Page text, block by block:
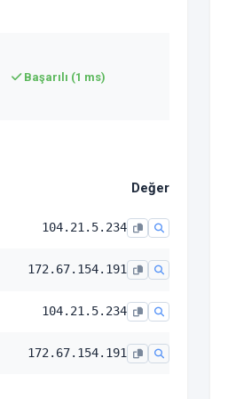
Başarılı (1 ms)
Değer
104.21.5.234
172.67.154.191
104.21.5.234
172.67.154.191